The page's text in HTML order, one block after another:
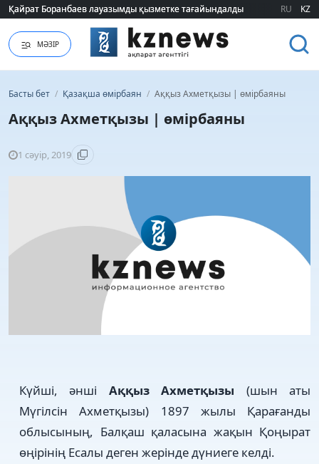
Қайрат Боранбаев лауазымды қызметке тағайындалды
Қайрат Боранбаев лауазымды қызметке тағайындалды RU KZ
МӘЗІР
Басты бет / Қазақша өмірбаян / Аққыз Ахметқызы | өмірбаяны
Аққыз Ахметқызы | өмірбаяны
1 сәуір, 2019
Күйші, әнші Аққыз Ахметқызы (шын аты
Мүгілсін Ахметқызы) 1897 жылы Қарағанды
облысының, Балқаш қаласына жақын Қоңырат
өңірінің Есалы деген жерінде дүниеге келді.